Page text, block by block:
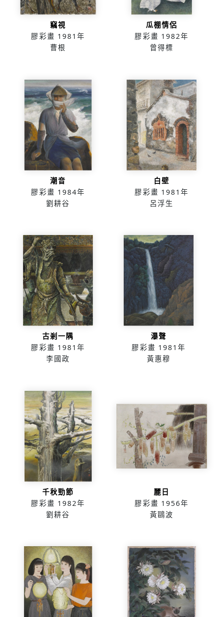
竊視
膠彩畫 1981年
曹根
瓜棚情侶
膠彩畫 1982年
曾得標
潮音
膠彩畫 1984年
劉耕谷
白壁
膠彩畫 1981年
呂浮生
古剎一隅
膠彩畫 1981年
李國政
瀑聲
膠彩畫 1981年
黃惠穆
千秋勁節
膠彩畫 1982年
劉耕谷
麗日
膠彩畫 1956年
黃鷗波